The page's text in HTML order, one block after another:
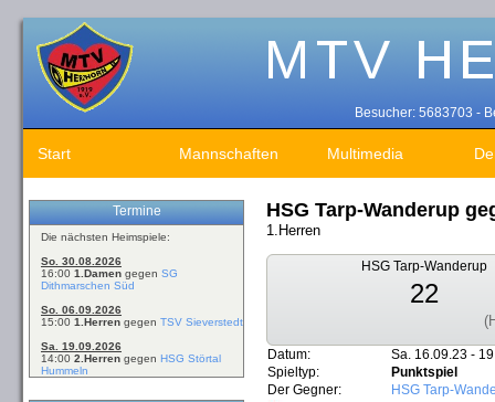
Besucher: 5683703 -
Start Mannschaften Multimedia
Termine
Die nächsten Heimspiele:
So. 30.08.2026
16:00 1.Damen gegen SG
Dithmarschen Süd
So. 06.09.2026
15:00 1.Herren gegen TSV Sieverstedt
Sa. 19.09.2026
14:00 2.Herren gegen HSG Störtal
Hummeln
HSG Tarp-Wanderup
1.Herren
HSG Tarp-Wanderup
22
Datum:
Sa. 16.09.23 -
Spieltyp:
Punktspiel
Der Gegner:
HSG Tarp-